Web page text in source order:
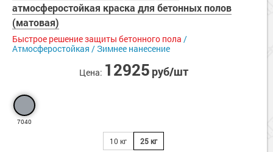
атмосферостойкая краска для бетонных полов
(матовая)
Быстрое решение защиты бетонного пола /
Атмосферостойкая / Зимнее нанесение
Цена: 12925 руб/шт
7040
10 кг 25 кг